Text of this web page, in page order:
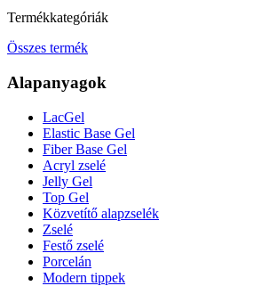
Termékkategóriák
Összes termék
Alapanyagok
LacGel
Elastic Base Gel
Fiber Base Gel
Acryl zselé
Jelly Gel
Top Gel
Közvetítő alapzselék
Zselé
Festő zselé
Porcelán
Modern tippek